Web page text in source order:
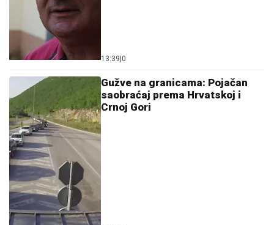
13:39 0
Gužve na granicama: Pojačan
saobraćaj prema Hrvatskoj i
Crnoj Gori